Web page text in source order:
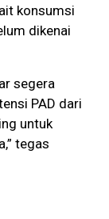
konsumsi
dikenai
segera
PAD dari
untuk
tegas